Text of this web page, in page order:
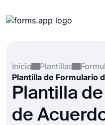
Integraciones
Plantillas
Recursos
Inicio
Plantillas
Plantilla
de